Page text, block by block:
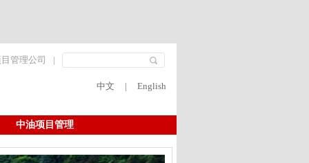
管理公司 |
中文 | English
中油项目管理